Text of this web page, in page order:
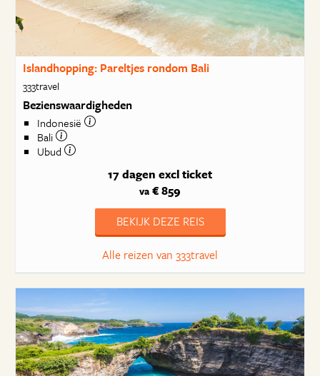
Islandhopping: Pareltjes rondom Bali
333travel
Bezienswaardigheden
Indonesië
Bali
Ubud
17 dagen excl ticket
va € 859
BEKIJK DEZE REIS
Alle reizen van 333travel